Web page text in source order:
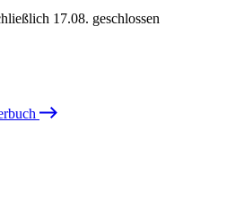
17.08. geschlossen